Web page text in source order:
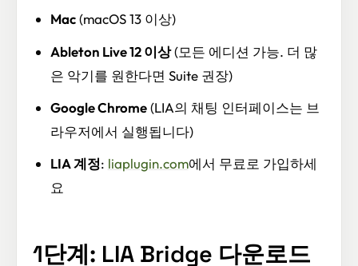
Mac(macOS 13 이상)
Ableton Live 12 이상(모든 에디션 가능. 더 많
은 악기를 원한다면 Suite 권장)
Google Chrome(LIA의 채팅 인터페이스는 브
라우저에서 실행됩니다)
LIA 계정: liaplugin.com에서 무료로 가입하세
요
1단계: LIA Bridge 다운로드